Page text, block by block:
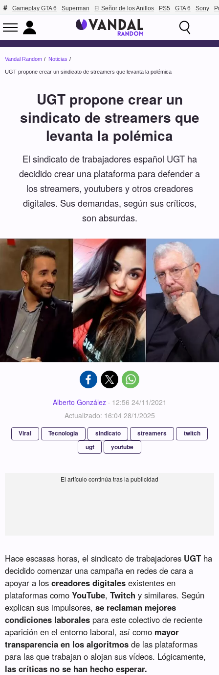
Gameplay GTA 6 Superman El Señor de los Anillos PS5 GTA 6 Sony
Vandal Random Noticias
UGT propone crear un sindicato de streamers que levanta la polémica
UGT propone crear un
sindicato de streamers que
levanta la polémica
El sindicato de trabajadores español UGT ha
decidido crear una plataforma para defender a
los streamers, youtubers y otros creadores
digitales. Sus demandas, según sus críticos,
son absurdas.
Alberto González· 12:56 24/11/2021
Actualizado: 16:04 28/1/2025
Viral Tecnologia sindicato streamers
twitch
ugt
youtube
Hace escasas horas, el sindicato de trabajadores UGT ha
decidido comenzar una campaña en redes de cara a
apoyar a loscreadores digitales existentes en
plataformas comoYouTube,Twitch y similares. Según
explican sus impulsores,se reclaman mejores
condiciones laborales para este colectivo de reciente
aparición en el entorno laboral, así como mayor
transparencia en los algoritmos de las plataformas
para las que trabajan o alojan sus vídeos. Lógicamente,
las críticas no se han hecho esperar.